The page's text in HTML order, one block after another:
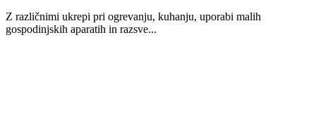
Z različnimi ukrepi pri ogrevanju, kuhanju, uporabi malih
gospodinjskih aparatih in razsve...